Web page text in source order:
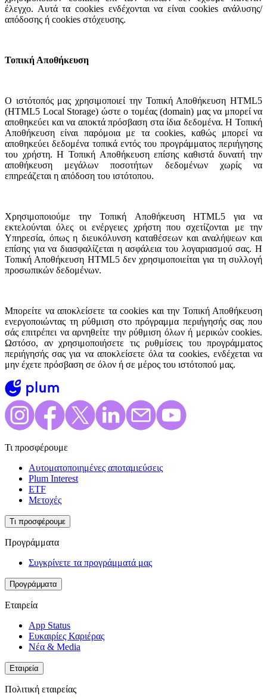
έλεγχο. Αυτά τα cookies ενδέχονται να είναι cookies ανάλυσης/
απόδοσης ή cookies στόχευσης.
Τοπική Αποθήκευση
Ο ιστότοπός μας χρησιμοποιεί την Τοπική Αποθήκευση HTML5
(HTML5 Local Storage) ώστε ο τομέας (domain) μας να μπορεί να
αποθηκεύει και να αποκτά πρόσβαση στα ίδια δεδομένα. Η Τοπική
Αποθήκευση είναι παρόμοια με τα cookies, καθώς μπορεί να
αποθηκεύει δεδομένα τοπικά εντός του προγράμματος περιήγησης
του χρήστη. Η Τοπική Αποθήκευση επίσης καθιστά δυνατή την
αποθήκευση μεγάλων ποσοτήτων δεδομένων χωρίς να
επηρεάζεται η απόδοση του ιστότοπου.
Χρησιμοποιούμε την Τοπική Αποθήκευση HTML5 για να
εκτελούνται όλες οι ενέργειες χρήστη που σχετίζονται με την
Υπηρεσία, όπως η διευκόλυνση καταθέσεων και αναλήψεων και
επίσης για να διασφαλίζεται η ασφάλεια του λογαριασμού σας. Η
Τοπική Αποθήκευση HTML5 δεν χρησιμοποιείται για τη συλλογή
προσωπικών δεδομένων.
Μπορείτε να αποκλείσετε τα cookies και την Τοπική Αποθήκευση
ενεργοποιώντας τη ρύθμιση στο πρόγραμμα περιήγησής σας που
σάς επιτρέπει να αρνηθείτε την ρύθμιση όλων ή μερικών cookies.
Ωστόσο, αν χρησιμοποιήσετε τις ρυθμίσεις του προγράμματος
περιήγησής σας για να αποκλείσετε όλα τα cookies, ενδέχεται να
μην έχετε πρόσβαση σε όλον ή σε μέρος του ιστότοπού μας.
Τι προσφέρουμε
Αυτοματοποιημένες αποταμιεύσεις
Plum Interest
ETF
Μετοχές
Τι προσφέρουμε
Προγράμματα
Συγκρίνετε τα προγράμματά μας
Προγράμματα
Εταιρεία
App Status
Ευκαιρίες Καριέρας
Νέα & Media
Εταιρεία
Πολιτική εταιρείας